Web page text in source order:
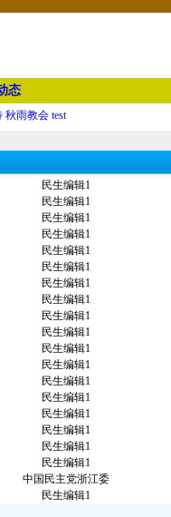
态
秋雨教会 test
民生编辑1
民生编辑1
民生编辑1
民生编辑1
民生编辑1
民生编辑1
民生编辑1
民生编辑1
民生编辑1
民生编辑1
民生编辑1
民生编辑1
民生编辑1
民生编辑1
民生编辑1
民生编辑1
民生编辑1
民生编辑1
中国民主党浙江委
民生编辑1